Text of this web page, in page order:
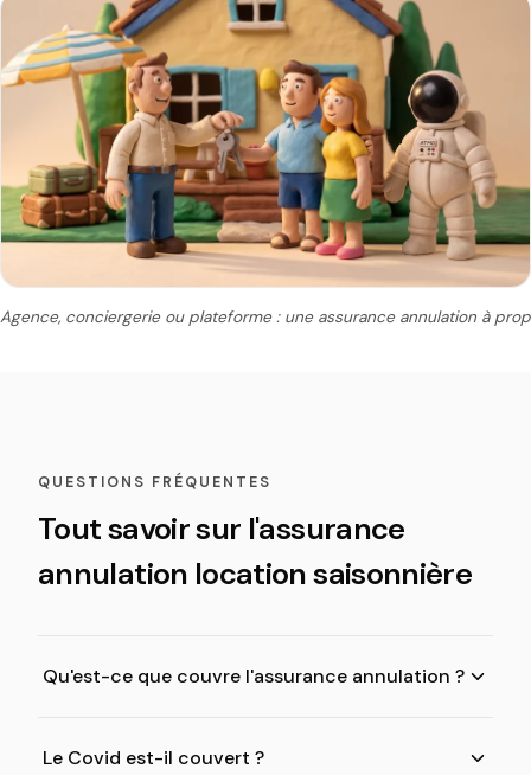
Agence, conciergerie ou plateforme : une assurance annulation à
QUESTIONS FRÉQUENTES
Tout savoir sur l'assurance
annulation location saisonnière
Qu'est-ce que couvre l'assurance annulation ?
Le Covid est-il couvert ?